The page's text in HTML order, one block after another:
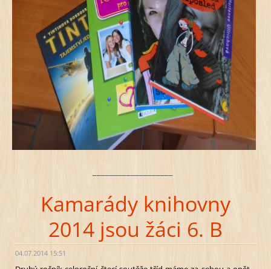
Kamarády knihovny
2014 jsou žáci 6. B
04.07.2014 15:51